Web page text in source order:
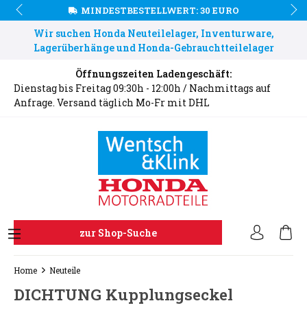
MINDESTBESTELLWERT: 30 EURO
Wir suchen Honda Neuteilelager, Inventurware,
Lagerüberhänge und Honda-Gebrauchtteilelager
Öffnungszeiten Ladengeschäft:
Dienstag bis Freitag 09:30h - 12:00h / Nachmittags auf
Anfrage. Versand täglich Mo-Fr mit DHL
zur Shop-Suche
Home Neuteile
DICHTUNG Kupplungseckel